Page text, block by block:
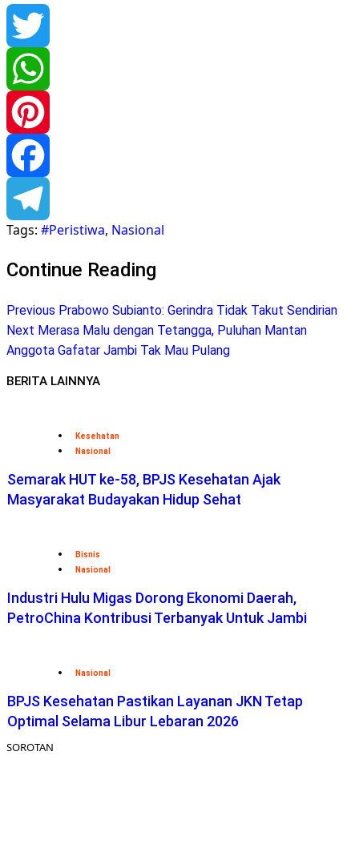
Twitter
WhatsApp
Pinterest
Facebook
Telegram
Tags: #Peristiwa, Nasional
Continue Reading
Previous Prabowo Subianto: Gerindra Tidak Takut Sendirian
Next Merasa Malu dengan Tetangga, Puluhan Mantan
Anggota Gafatar Jambi Tak Mau Pulang
BERITA LAINNYA
Kesehatan
Nasional
Semarak HUT ke-58, BPJS Kesehatan Ajak
Masyarakat Budayakan Hidup Sehat
Bisnis
Nasional
Industri Hulu Migas Dorong Ekonomi Daerah,
PetroChina Kontribusi Terbanyak Untuk Jambi
Nasional
BPJS Kesehatan Pastikan Layanan JKN Tetap
Optimal Selama Libur Lebaran 2026
SOROTAN